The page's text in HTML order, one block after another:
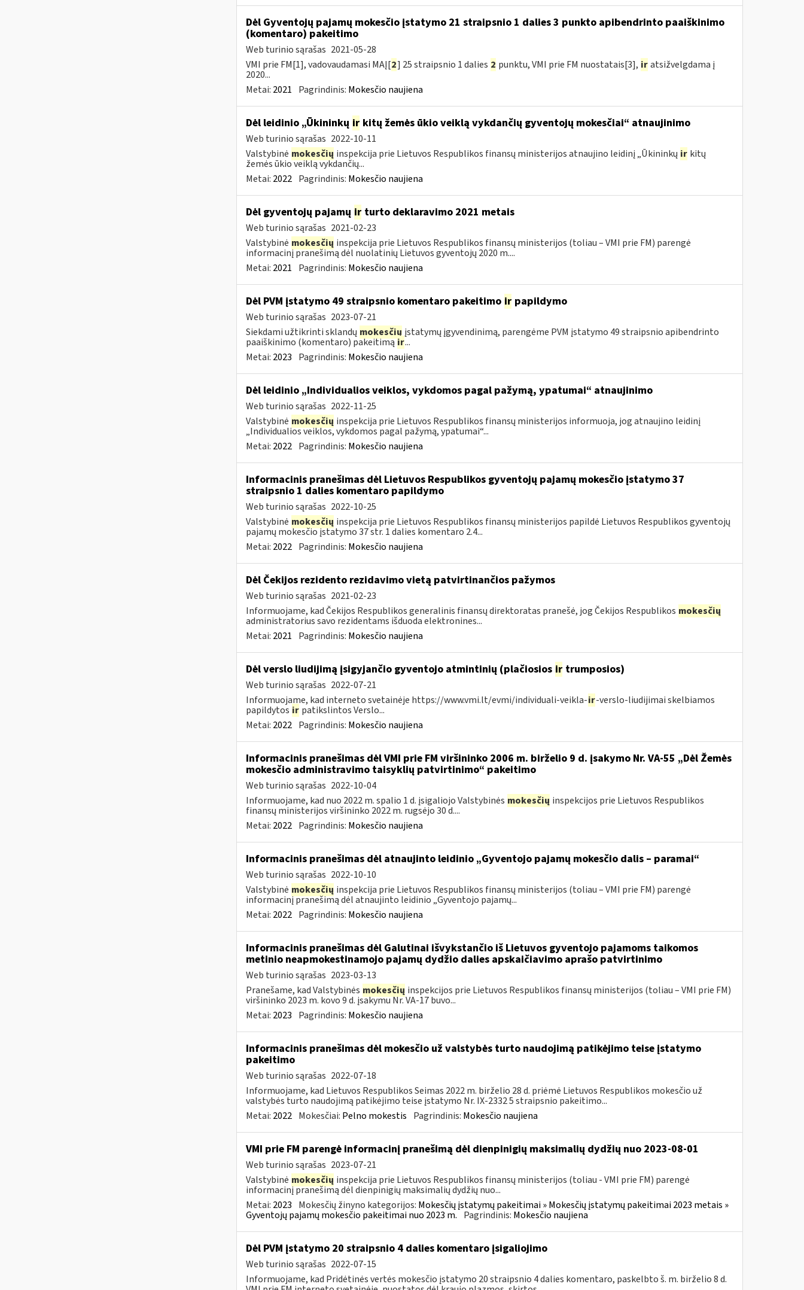
Dėl Gyventojų pajamų mokesčio įstatymo 21 straipsnio 1 dalies 3 punkto apibendrinto paaiškinimo
(komentaro) pakeitimo
Web turinio sąrašas 2021-05-28
VMI prie FM[1], vadovaudamasi MAĮ[2] 25 straipsnio 1 dalies 2 punktu, VMI prie FM nuostatais[3], ir atsižvelgdama į
2020...
Metai: 2021 Pagrindinis: Mokesčio naujiena
Dėl leidinio „Ūkininkų irkitų žemės ūkio veiklą vykdančių gyventojų mokesčiai“ atnaujinimo
Web turinio sąrašas 2022-10-11
Valstybinė mokesčių inspekcija prie Lietuvos Respublikos finansų ministerijos atnaujino leidinį „Ūkininkų ir kitų
žemės ūkio veiklą vykdančių...
Metai: 2022 Pagrindinis: Mokesčio naujiena
Dėl gyventojų pajamų irturto deklaravimo 2021 metais
Web turinio sąrašas 2021-02-23
Valstybinė mokesčių inspekcija prie Lietuvos Respublikos finansų ministerijos (toliau – VMI prie FM) parengė
informacinį pranešimą dėl nuolatinių Lietuvos gyventojų 2020 m....
Metai: 2021 Pagrindinis: Mokesčio naujiena
Dėl PVM įstatymo 49 straipsnio komentaro pakeitimo irpapildymo
Web turinio sąrašas 2023-07-21
Siekdami užtikrinti sklandų mokesčių įstatymų įgyvendinimą, parengėme PVM įstatymo 49 straipsnio apibendrinto
paaiškinimo (komentaro) pakeitimąir...
Metai: 2023 Pagrindinis: Mokesčio naujiena
Dėl leidinio „Individualios veiklos, vykdomos pagal pažymą, ypatumai“ atnaujinimo
Web turinio sąrašas 2022-11-25
Valstybinė mokesčių inspekcija prie Lietuvos Respublikos finansų ministerijos informuoja, jog atnaujino leidinį
„Individualios veiklos, vykdomos pagal pažymą, ypatumai“...
Metai: 2022 Pagrindinis: Mokesčio naujiena
Informacinis pranešimas dėl Lietuvos Respublikos gyventojų pajamų mokesčio įstatymo 37
straipsnio 1 dalies komentaro papildymo
Web turinio sąrašas 2022-10-25
Valstybinė mokesčių inspekcija prie Lietuvos Respublikos finansų ministerijos papildė Lietuvos Respublikos gyventojų
pajamų mokesčio įstatymo 37 str. 1 dalies komentaro 2.4...
Metai: 2022 Pagrindinis: Mokesčio naujiena
Dėl Čekijos rezidento rezidavimo vietą patvirtinančios pažymos
Web turinio sąrašas 2021-02-23
Informuojame, kad Čekijos Respublikos generalinis finansų direktoratas pranešė, jog Čekijos Respublikos mokesčių
administratorius savo rezidentams išduoda elektronines...
Metai: 2021 Pagrindinis: Mokesčio naujiena
Dėl verslo liudijimą įsigyjančio gyventojo atmintinių (plačiosios irtrumposios)
Web turinio sąrašas 2022-07-21
Informuojame, kad interneto svetainėje https://www.vmi.lt/evmi/individuali-veikla-ir-verslo-liudijimai skelbiamos
papildytos ir patikslintos Verslo...
Metai: 2022 Pagrindinis: Mokesčio naujiena
Informacinis pranešimas dėl VMI prie FM viršininko 2006 m. birželio 9 d. įsakymo Nr. VA-55 „Dėl Žemės
mokesčio administravimo taisyklių patvirtinimo“ pakeitimo
Web turinio sąrašas 2022-10-04
Informuojame, kad nuo 2022 m. spalio 1 d. įsigaliojo Valstybinės mokesčių inspekcijos prie Lietuvos Respublikos
finansų ministerijos viršininko 2022 m. rugsėjo 30 d....
Metai: 2022 Pagrindinis: Mokesčio naujiena
Informacinis pranešimas dėl atnaujinto leidinio „Gyventojo pajamų mokesčio dalis – paramai“
Web turinio sąrašas 2022-10-10
Valstybinė mokesčių inspekcija prie Lietuvos Respublikos finansų ministerijos (toliau – VMI prie FM) parengė
informacinį pranešimą dėl atnaujinto leidinio „Gyventojo pajamų...
Metai: 2022 Pagrindinis: Mokesčio naujiena
Informacinis pranešimas dėl Galutinai išvykstančio iš Lietuvos gyventojo pajamoms taikomos
metinio neapmokestinamojo pajamų dydžio dalies apskaičiavimo aprašo patvirtinimo
Web turinio sąrašas 2023-03-13
Pranešame, kad Valstybinės mokesčių inspekcijos prie Lietuvos Respublikos finansų ministerijos (toliau – VMI prie FM)
viršininko 2023 m. kovo 9 d. įsakymu Nr. VA-17 buvo...
Metai: 2023 Pagrindinis: Mokesčio naujiena
Informacinis pranešimas dėl mokesčio už valstybės turto naudojimą patikėjimo teise įstatymo
pakeitimo
Web turinio sąrašas 2022-07-18
Informuojame, kad Lietuvos Respublikos Seimas 2022 m. birželio 28 d. priėmė Lietuvos Respublikos mokesčio už
valstybės turto naudojimą patikėjimo teise įstatymo Nr. IX-2332 5 straipsnio pakeitimo...
Metai: 2022 Mokesčiai: Pelno mokestis Pagrindinis: Mokesčio naujiena
VMI prie FM parengė informacinį pranešimą dėl dienpinigių maksimalių dydžių nuo 2023-08-01
Web turinio sąrašas 2023-07-21
Valstybinė mokesčių inspekcija prie Lietuvos Respublikos finansų ministerijos (toliau - VMI prie FM) parengė
informacinį pranešimą dėl dienpinigių maksimalių dydžių nuo...
Metai: 2023 Mokesčių žinyno kategorijos: Mokesčių įstatymų pakeitimai » Mokesčių įstatymų pakeitimai 2023 metais »
Gyventojų pajamų mokesčio pakeitimai nuo 2023 m. Pagrindinis: Mokesčio naujiena
Dėl PVM įstatymo 20 straipsnio 4 dalies komentaro įsigaliojimo
Web turinio sąrašas 2022-07-15
Informuojame, kad Pridėtinės vertės mokesčio įstatymo 20 straipsnio 4 dalies komentaro, paskelbto š. m. birželio 8 d.